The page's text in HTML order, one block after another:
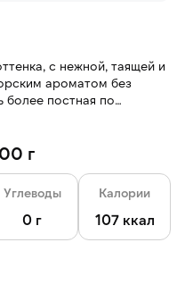
с нежной, таящей и
ароматом без
более постная по
и экономит время.
и реберных костей,
брюшных жира и
г
Углеводы
0 г
Калории
107 ккал